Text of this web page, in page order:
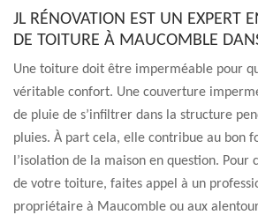
JL RÉNOVATION EST UN EXPERT
DE TOITURE À MAUCOMBLE
Une toiture doit être imperméable pour
véritable confort. Une couverture
de pluie de s’infiltrer dans la structure
pluies. À part cela, elle contribue au bon
l’isolation de la maison en question. Pour
de votre toiture, faites appel à un
propriétaire à Maucomble ou aux